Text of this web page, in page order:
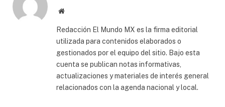
Sitio
Redacción El Mundo MX es la firma editorial
utilizada para contenidos elaborados o
gestionados por el equipo del sitio. Bajo esta
cuenta se publican notas informativas,
actualizaciones y materiales de interés general
relacionados con la agenda nacional y local.